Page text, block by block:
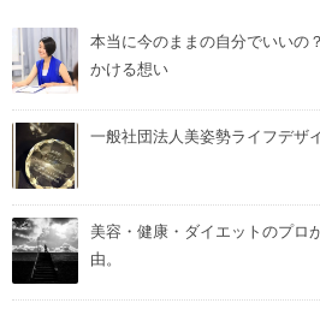
本当に今のままの自分でいいの
かける想い
一般社団法人美姿勢ライフデザ
美容・健康・ダイエットのプロ
由。